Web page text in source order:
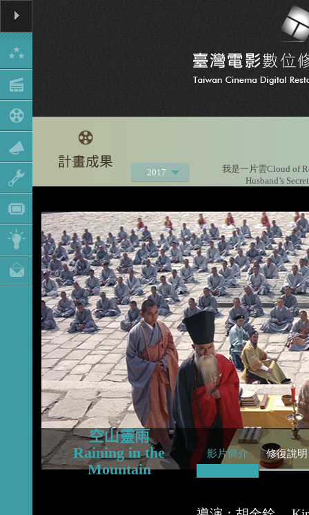
2017
2020
2019
2018
2016
2015
2014
2013
我是一片雲Cloud of
Husband’s Secret
空山靈雨
Raining in the
Mountain
影片簡介 修復說明